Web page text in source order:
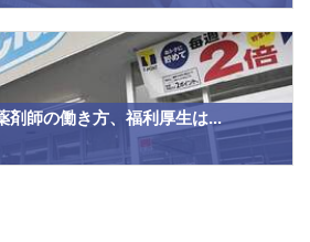
剤師の働き方、福利厚生は...